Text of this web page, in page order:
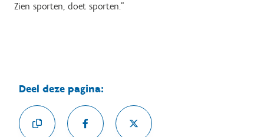
Zien sporten, doet sporten.”
Deel deze pagina: